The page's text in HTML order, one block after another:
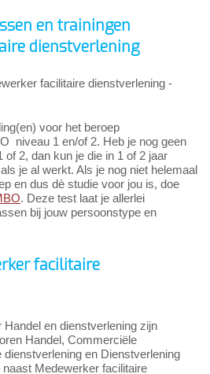
en trainingen
dienstverlening
facilitaire dienstverlening -
voor het beroep
niveau 1 en/of 2. Heb je nog geen
2, dan kun je die in 1 of 2 jaar
je al werkt. Als je nog niet helemaal
en dus dè studie voor jou is, doe
. Deze test laat je allerlei
bij jouw persoonstype en
facilitaire
en dienstverlening zijn
Handel, Commerciële
en Dienstverlening
Medewerker facilitaire